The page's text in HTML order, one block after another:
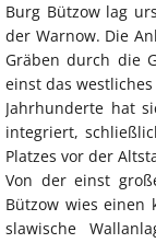
Burg Bützow lag
der Warnow. Die
Gräben durch die
einst das
Jahrhunderte hat
integriert,
Platzes vor der
Von der einst
Bützow wies einen
slawische